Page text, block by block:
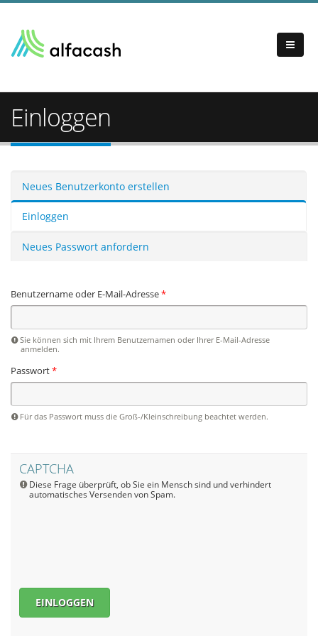
Einloggen
Haupt-Reiter
Neues Benutzerkonto erstellen
Einloggen
Neues Passwort anfordern
Benutzername oder E-Mail-Adresse*
Sie können sich mit Ihrem Benutzernamen oder Ihrer E-Mail-Adresse
anmelden.
Passwort*
Für das Passwort muss die Groß-/Kleinschreibung beachtet werden.
CAPTCHA
Diese Frage überprüft, ob Sie ein Mensch sind und verhindert
automatisches Versenden von Spam.